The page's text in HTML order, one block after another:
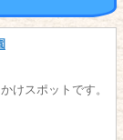
けスポットです。